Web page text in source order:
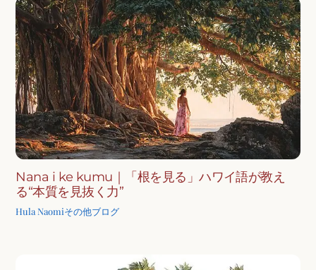
Nana i ke kumu｜「根を見る」ハワイ語が教え
る“本質を見抜く力”
Hula Naomiその他ブログ